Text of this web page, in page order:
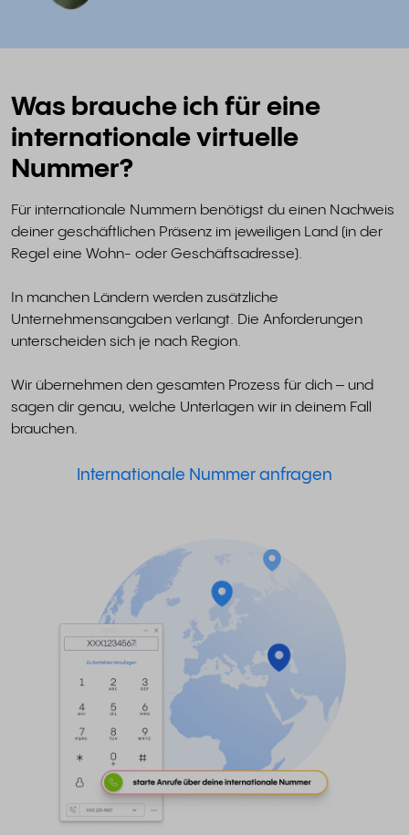
Was brauche ich für eine
internationale virtuelle
Nummer?
Für internationale Nummern benötigst du einen Nachweis
deiner geschäftlichen Präsenz im jeweiligen Land (in der
Regel eine Wohn- oder Geschäftsadresse).
In manchen Ländern werden zusätzliche
Unternehmensangaben verlangt. Die Anforderungen
unterscheiden sich je nach Region.
Wir übernehmen den gesamten Prozess für dich – und
sagen dir genau, welche Unterlagen wir in deinem Fall
brauchen.
Internationale Nummer anfragen